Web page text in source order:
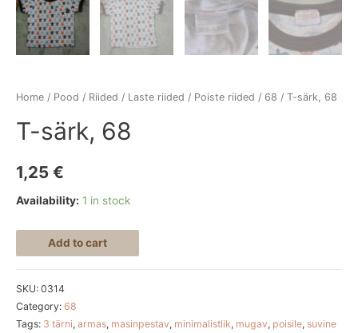
Home / Pood / Riided / Laste riided / Poiste riided / 68 / T-särk, 68
T-särk, 68
1,25 €
Availability: 1 in stock
Add to cart
SKU: 0314
Category: 68
Tags: 3 tärni, armas, masinpestav, minimalistlik, mugav, poisile, suvine